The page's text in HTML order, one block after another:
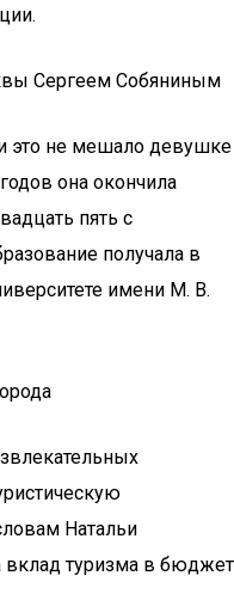
Сергеем Собяниным
это не мешало девушке
она окончила
пять с
получала в
имени М. В.
Натальи
вклад туризма в бюджет